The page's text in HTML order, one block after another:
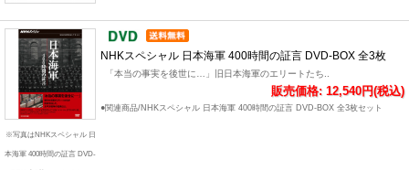
※写真はNHKスペシャル 日
本海軍 400時間の証言 DVD-
NHKスペシャル 日本海軍 400時間の証言 DVD-BOX 全3枚
「本当の事実を後世に…」旧日本海軍のエリートたち..
販売価格: 12,540円(税込)
●関連商品/NHKスペシャル 日本海軍 400時間の証言 DVD-BOX 全3枚セット